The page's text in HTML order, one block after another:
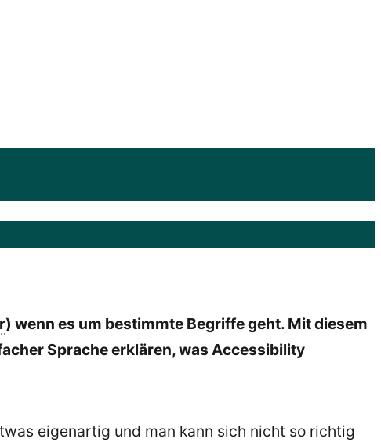
) wenn es um bestimmte Begriffe geht. Mit diesem
Sprache erklären, was Accessibility
eigenartig und man kann sich nicht so richtig